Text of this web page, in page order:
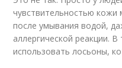
чувствительностью
после умывания водой,
аллергической реакции.
использовать лосьоны,